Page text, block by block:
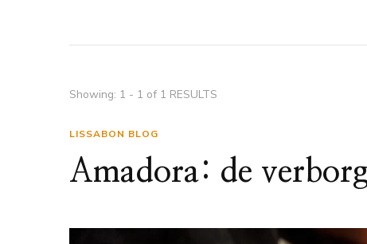
Showing: 1 - 1 of 1 RESULTS
LISSABON BLOG
Amadora: de